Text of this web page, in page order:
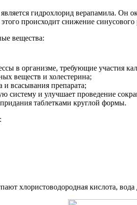
гидрохлорид верапамила.
происходит снижение
вещества:
в организме, требующие участия
веществ и холестерина;
всасывания препарата;
систему и улучшает проведение
таблетками круглой формы.
хлористоводородная кислота,